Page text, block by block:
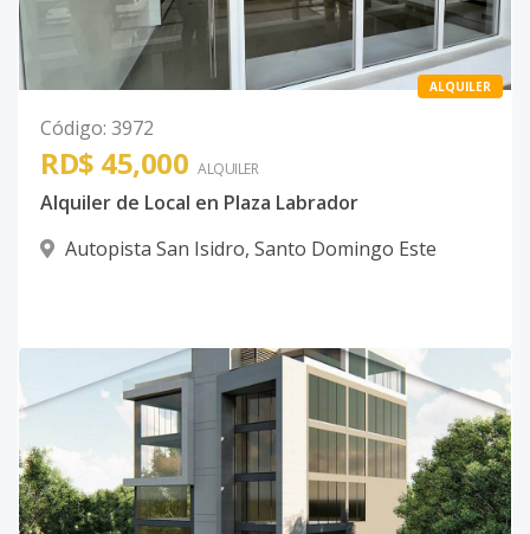
ALQUILER
Código: 3972
RD$ 45,000 ALQUILER
Alquiler de Local en Plaza Labrador
Autopista San Isidro, Santo Domingo Este